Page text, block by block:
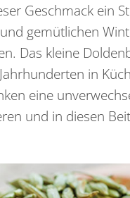
Geschmack ein
gemütlichen
Das kleine
in
eine
und in diesen